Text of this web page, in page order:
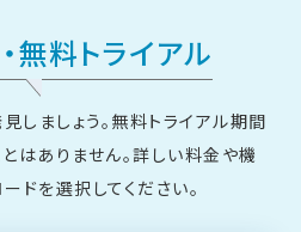
無料トライアル
しましょう。無料トライアル期間
はありません。詳しい料金や機
ドを選択してください。